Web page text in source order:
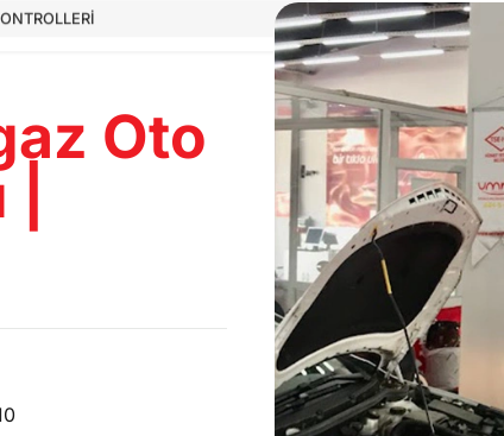
YAPILAN TESTLEROto